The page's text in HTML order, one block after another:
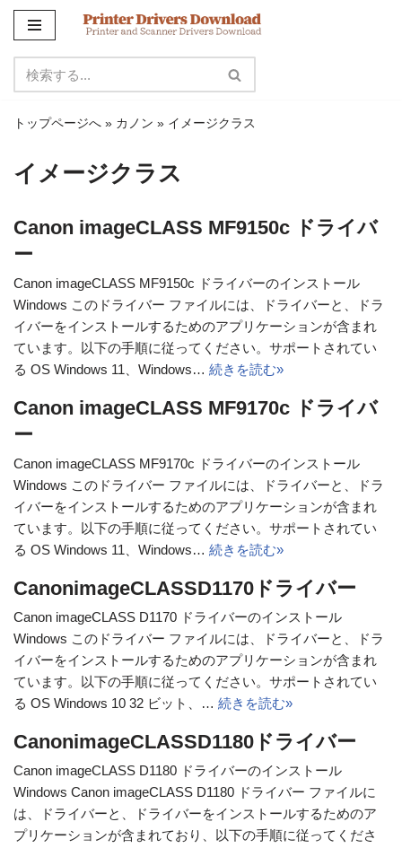
ン
テ
ツ
ス
ッ
トップページへ » カノン » イメージクラス
イメージクラス
Canon imageCLASS MF9150c ドライバ
ー
Canon imageCLASS MF9150c ドライバーのインストール
Windows このドライバー ファイルには、ドライバーと、ドラ
イバーをインストールするためのアプリケーションが含まれ
ています。以下の手順に従ってください。サポートされてい
る OS Windows 11、Windows… 続きを読む»
Canon imageCLASS MF9170c ドライバ
ー
Canon imageCLASS MF9170c ドライバーのインストール
Windows このドライバー ファイルには、ドライバーと、ドラ
イバーをインストールするためのアプリケーションが含まれ
ています。以下の手順に従ってください。サポートされてい
る OS Windows 11、Windows… 続きを読む»
CanonimageCLASSD1170ドライバー
Canon imageCLASS D1170 ドライバーのインストール
Windows このドライバー ファイルには、ドライバーと、ドラ
イバーをインストールするためのアプリケーションが含まれ
ています。以下の手順に従ってください。サポートされてい
る OS Windows 10 32 ビット、… 続きを読む»
CanonimageCLASSD1180ドライバー
Canon imageCLASS D1180 ドライバーのインストール
Windows Canon imageCLASS D1180 ドライバー ファイルに
は、ドライバーと、ドライバーをインストールするためのア
プリケーションが含まれており、以下の手順に従ってくださ